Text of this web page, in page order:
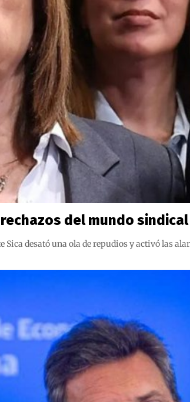
del mundo sindical
desató una ola de repudios y activó las